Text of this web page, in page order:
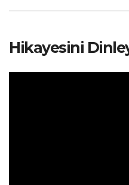
Hikayesini